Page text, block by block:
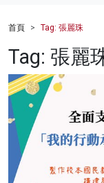
財經
健康
商業
科技
首頁 Tag: 張麗珠
Tag: 張麗